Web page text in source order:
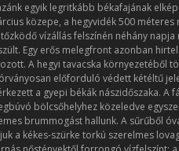
egyik legritkább békafajának
közepe, a hegyvidék 500 méteres
vízállás felszínén néhány napja
Egy erős melegfront azonban
A hegyi tavacska környezetéből
előforduló védett kétéltű
a gyepi békák nászidőszaka. A
bölcsőhelyhez közeledve
brummogást hallunk. A sűrűből
a kékes-szürke torkú szerelmes